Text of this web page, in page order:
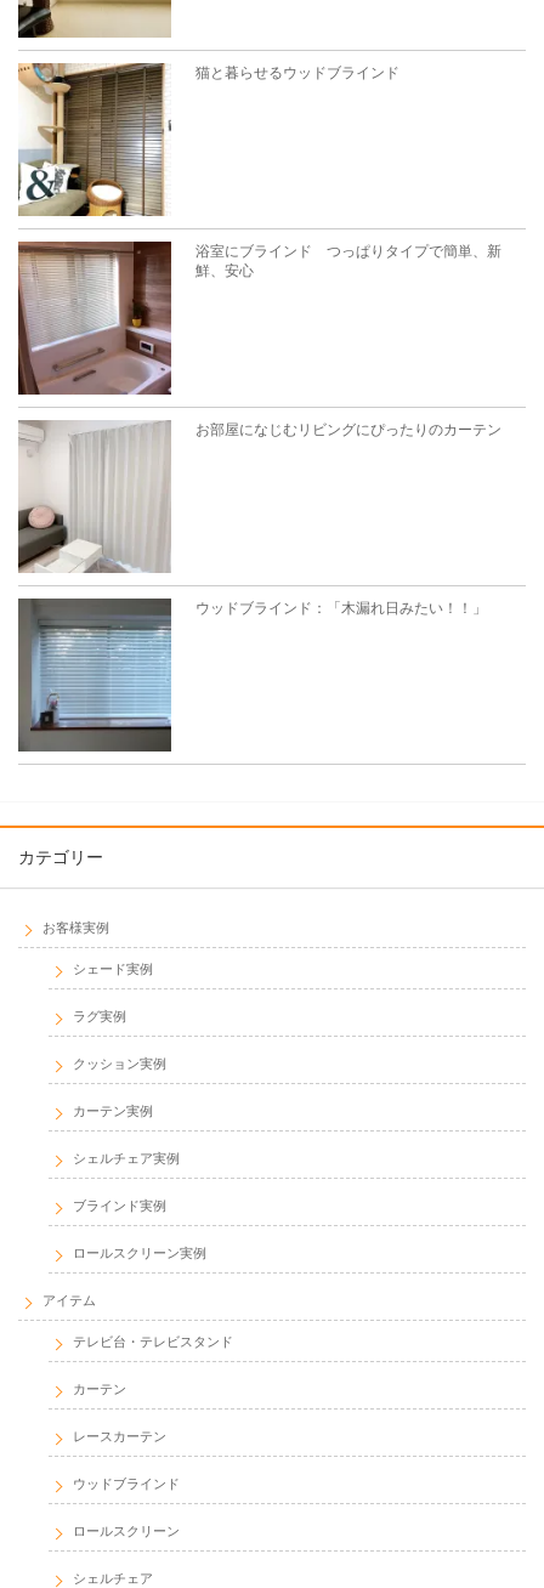
猫と暮らせるウッドブラインド
浴室にブラインド つっぱりタイプで簡単、新
鮮、安心
お部屋になじむリビングにぴったりのカーテン
ウッドブラインド：「木漏れ日みたい！！」
カテゴリー
お客様実例
シェード実例
ラグ実例
クッション実例
カーテン実例
シェルチェア実例
ブラインド実例
ロールスクリーン実例
アイテム
テレビ台・テレビスタンド
カーテン
レースカーテン
ウッドブラインド
ロールスクリーン
シェルチェア